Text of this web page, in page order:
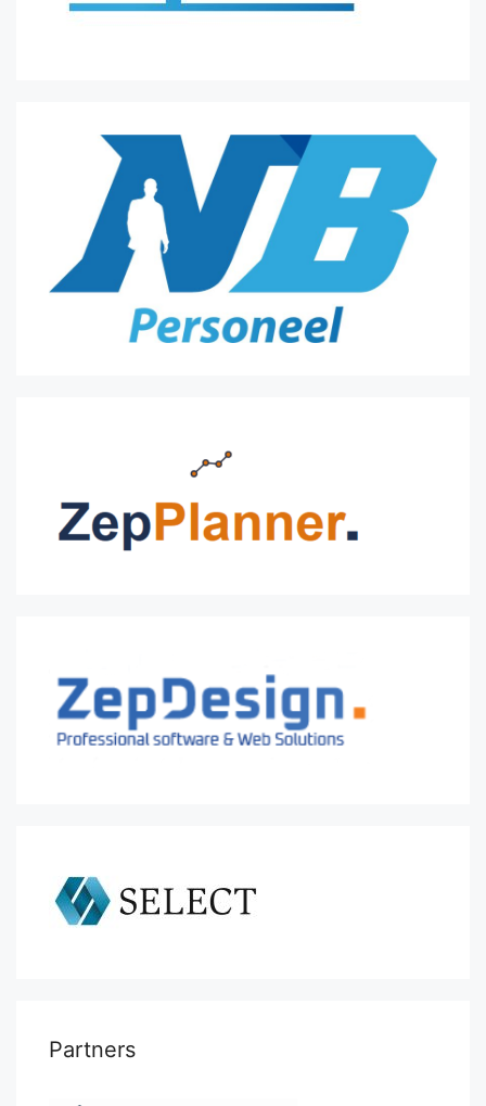
Partners